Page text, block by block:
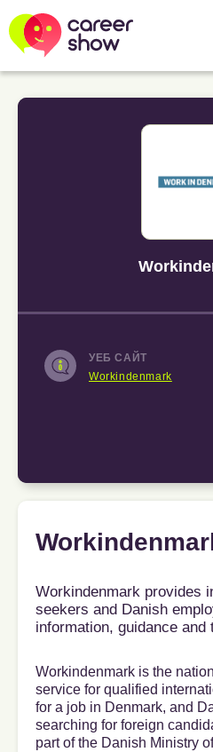
УЕБ САЙТ
Workindenmark
Workindenmark provides
seekers and Danish
information, guidance
Workindenmark is the
service for qualified
for a job in Denmark, and
searching for foreign
part of the Danish Ministry